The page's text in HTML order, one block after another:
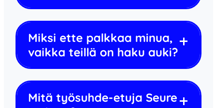
Miksi ette palkkaa minua,
vaikka teillä on haku auki?
Mitä työsuhde-etuja Seure